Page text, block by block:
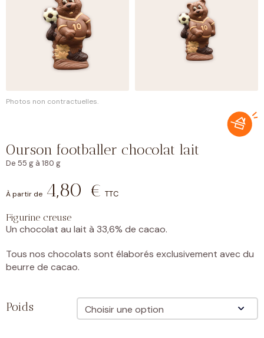
Photos non contractuelles.
Ourson footballer chocolat lait
De 55 g à 180 g
4,80 € de
4,80 €
à
12,85 €
TTC
Figurine creuse
Un chocolat au lait à 33,6% de cacao.
Tous nos chocolats sont élaborés exclusivement avec du
beurre de cacao.
Poids